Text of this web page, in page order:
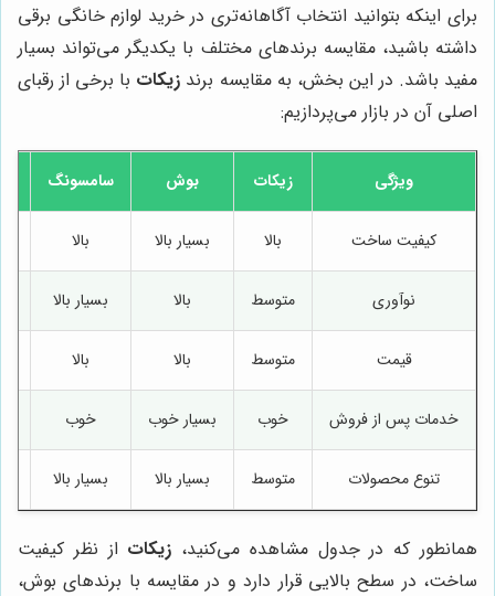
برای اینکه بتوانید انتخاب آگاهانه‌تری در خرید لوازم خانگی برقی
داشته باشید، مقایسه برندهای مختلف با یکدیگر می‌تواند بسیار
مفید باشد. در این بخش، به مقایسه برند زیکات با برخی از رقبای
اصلی آن در بازار می‌پردازیم:
ویژگی زیکات بوش سامسونگ
کیفیت ساخت بالا بسیار بالا بالا
نوآوری متوسط بالا بسیار بالا
قیمت متوسط بالا بالا
خدمات پس از فروش خوب بسیار خوب خوب
تنوع محصولات متوسط بسیار بالا بسیار بالا
همانطور که در جدول مشاهده می‌کنید، زیکات از نظر کیفیت
ساخت، در سطح بالایی قرار دارد و در مقایسه با برندهای بوش،